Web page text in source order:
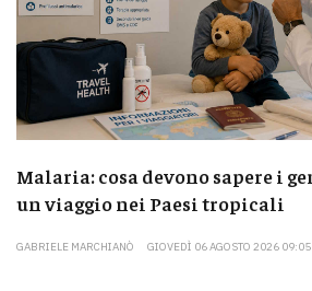
Malaria: cosa devono sapere i
un viaggio nei Paesi tropicali
GABRIELE MARCHIANÒ GIOVEDÌ 06 AGOSTO 2026 09:05